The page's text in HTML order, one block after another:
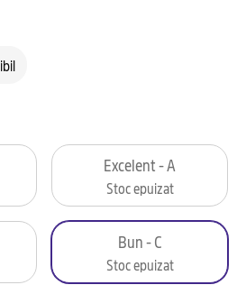
Excelent - A
Stoc epuizat
Bun - C
Stoc epuizat